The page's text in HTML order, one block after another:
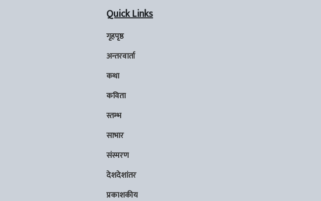
Quick Links
गृहपृष्ठ
अन्तरवार्ता
कथा
कविता
स्तम्भ
साभार
संस्मरण
देशदेशांतर
प्रकाशकीय